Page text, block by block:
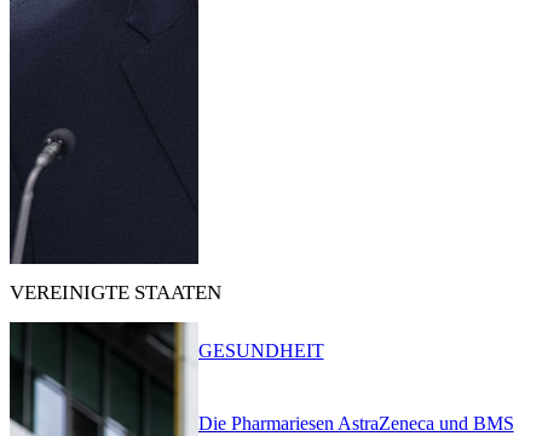
VEREINIGTE STAATEN
Die Pharmariesen AstraZeneca und BMS
GESUNDHEIT